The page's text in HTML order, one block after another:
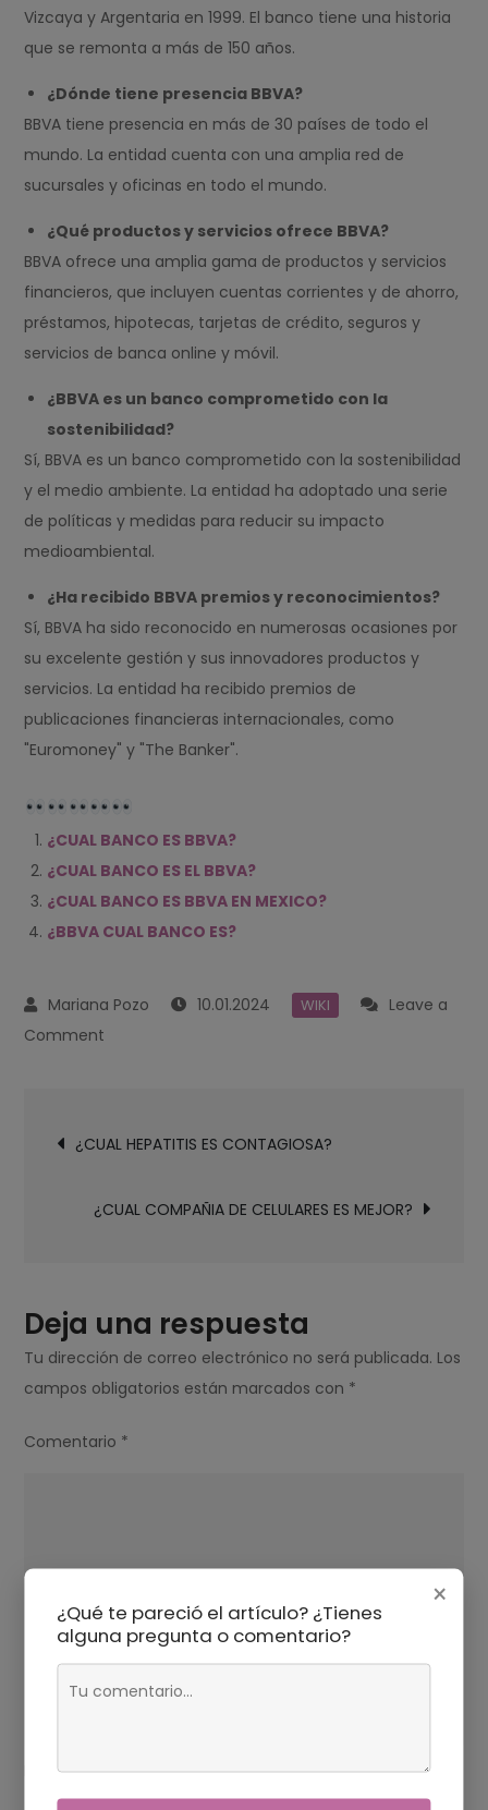
Vizcaya y Argentaria en 1999. El banco tiene una historia
que se remonta a más de 150 años.
¿Dónde tiene presencia BBVA?
BBVA tiene presencia en más de 30 países de todo el
mundo. La entidad cuenta con una amplia red de
sucursales y oficinas en todo el mundo.
¿Qué productos y servicios ofrece BBVA?
BBVA ofrece una amplia gama de productos y servicios
financieros, que incluyen cuentas corrientes y de ahorro,
préstamos, hipotecas, tarjetas de crédito, seguros y
servicios de banca online y móvil.
¿BBVA es un banco comprometido con la
sostenibilidad?
Sí, BBVA es un banco comprometido con la sostenibilidad
y el medio ambiente. La entidad ha adoptado una serie
de políticas y medidas para reducir su impacto
medioambiental.
¿Ha recibido BBVA premios y reconocimientos?
Sí, BBVA ha sido reconocido en numerosas ocasiones por
su excelente gestión y sus innovadores productos y
servicios. La entidad ha recibido premios de
publicaciones financieras internacionales, como
"Euromoney" y "The Banker".
¿CUAL BANCO ES BBVA?
¿CUAL BANCO ES EL BBVA?
¿CUAL BANCO ES BBVA EN MEXICO?
¿BBVA CUAL BANCO ES?
10.01.2024 WIKI
Leave a
Comment
ES?
de¿CUAL HEPATITIS ES CONTAGIOSA?
¿CUAL COMPAÑIA DE CELULARES ES MEJOR?
Deja una respuesta
Tu dirección de correo electrónico no será publicada. Los
campos obligatorios están marcados con *
Comentario *
Nombre*
×
¿Qué te pareció el artículo? ¿Tienes
alguna pregunta o comentario?